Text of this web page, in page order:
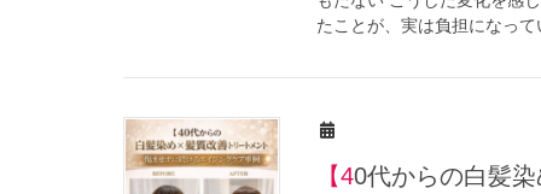
たことが、実は負担になっ
【40代からの白髪染め×髪質改善トリートメント】傷ませずに続